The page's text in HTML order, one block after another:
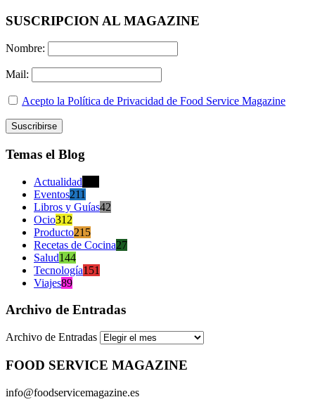
SUSCRIPCION AL MAGAZINE
Nombre:
Mail:
Acepto la Política de Privacidad de Food Service Magazine
Temas el Blog
Actualidad
Eventos211
Libros y Guías42
Ocio312
Producto215
Recetas de Cocina27
Salud144
Tecnología151
Viajes89
Archivo de Entradas
Archivo de Entradas
FOOD SERVICE MAGAZINE
info@foodservicemagazine.es